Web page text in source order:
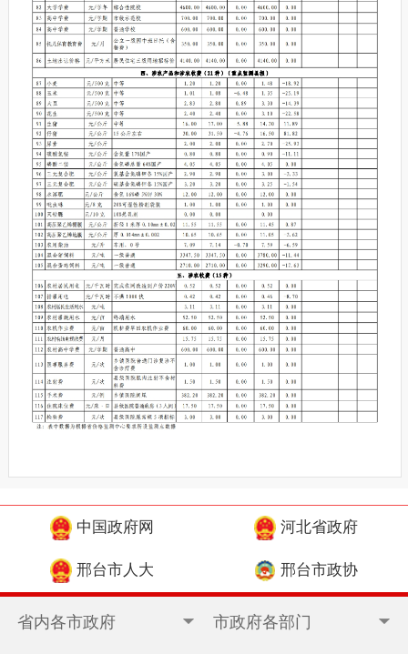
中国政府网 河北省政府
邢台市人大 邢台市政协
省内各市政府 市政府各部门